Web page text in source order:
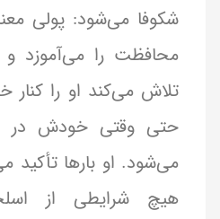
شکوفا می‌شود: پولی
محافظت را می‌آموزد
تلاش می‌کند او را کنار
حتی وقتی خودش در
می‌شود. او بارها
هیچ شرایطی از